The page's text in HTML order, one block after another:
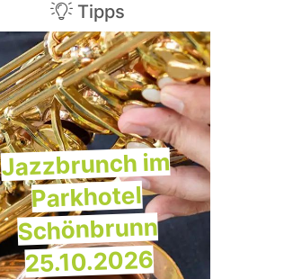
Tipps
Jazzbrunch im
Parkhotel
Schönbrunn
25.10.2026